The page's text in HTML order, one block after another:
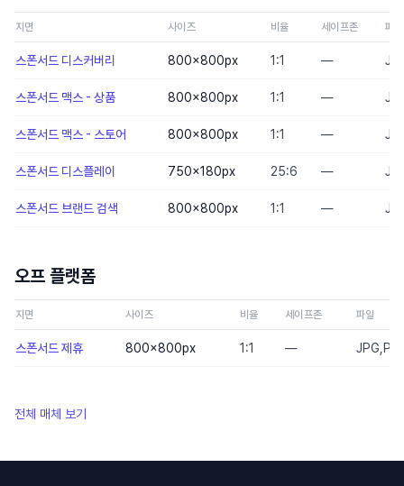
지면 사이즈 비율 세이프존 파일
스폰서드 디스커버리 800×800px 1:1 —
스폰서드 맥스 - 상품 800×800px 1:1 —
스폰서드 맥스 - 스토어 800×800px 1:1 —
스폰서드 디스플레이 750×180px 25:6 —
스폰서드 브랜드 검색 800×800px 1:1 —
오프 플랫폼
지면 사이즈 비율 세이프존 파일
스폰서드 제휴 800×800px 1:1 —
전체 매체 보기